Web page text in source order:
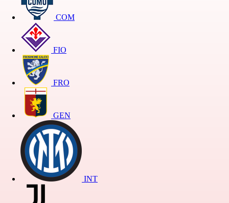
COM
FIO
FRO
GEN
INT